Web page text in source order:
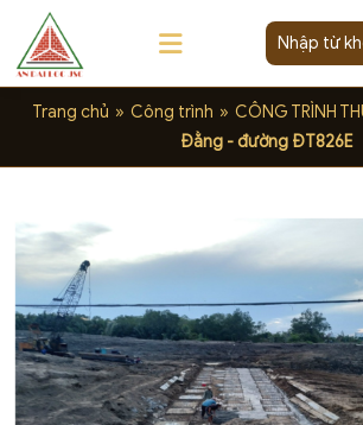
Trang chủ » Công trình » CÔNG TRÌNH
Đằng - đường ĐT826E